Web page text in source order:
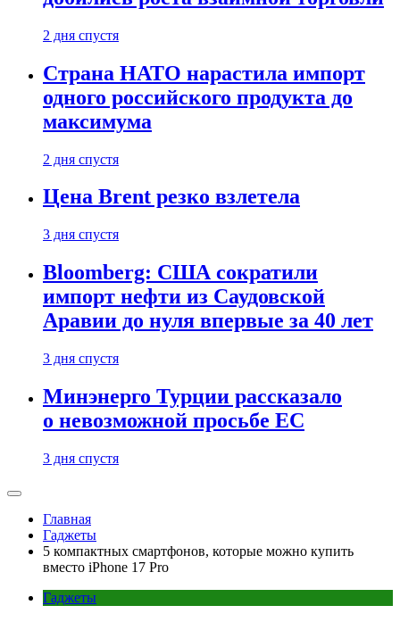
2 дня спустя
Страна НАТО нарастила импорт
одного российского продукта до
максимума
2 дня спустя
Цена Brent резко взлетела
3 дня спустя
Bloomberg: США сократили
импорт нефти из Саудовской
Аравии до нуля впервые за 40 лет
3 дня спустя
Минэнерго Турции рассказало
о невозможной просьбе ЕС
3 дня спустя
Главная
Гаджеты
5 компактных смартфонов, которые можно купить
вместо iPhone 17 Pro
Гаджеты